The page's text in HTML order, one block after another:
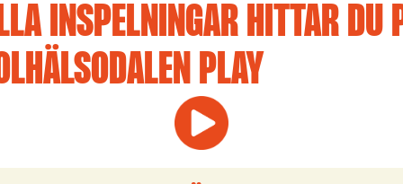
INSPELNINGAR HITTAR DU
PLAY